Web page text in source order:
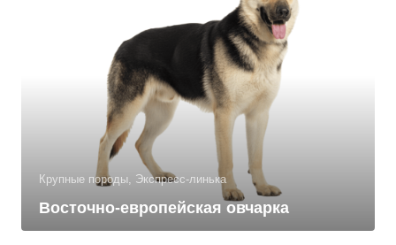
Крупные породы, Экспресс-линька
Восточно-европейская овчарка